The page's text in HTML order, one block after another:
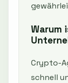
Warum
Crypto-
schnell